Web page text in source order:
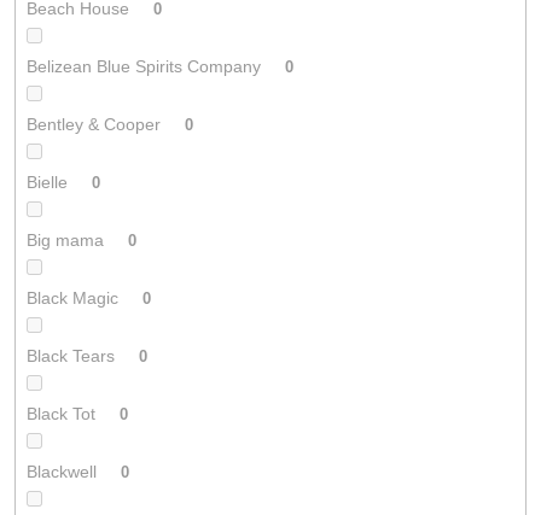
Beach House 0
Belizean Blue Spirits Company 0
Bentley & Cooper 0
Bielle 0
Big mama 0
Black Magic 0
Black Tears 0
Black Tot 0
Blackwell 0